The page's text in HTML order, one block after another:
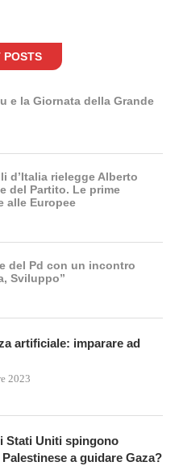
POSTS
e la Giornata della Grande
d’Italia rielegge Alberto
del Partito. Le prime
alle Europee
del Pd con un incontro
Sviluppo”
artificiale: imparare ad
2023
Stati Uniti spingono
a guidare Gaza?